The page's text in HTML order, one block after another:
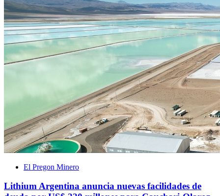
El Pregon Minero
Lithium Argentina anuncia nuevas facilidades de